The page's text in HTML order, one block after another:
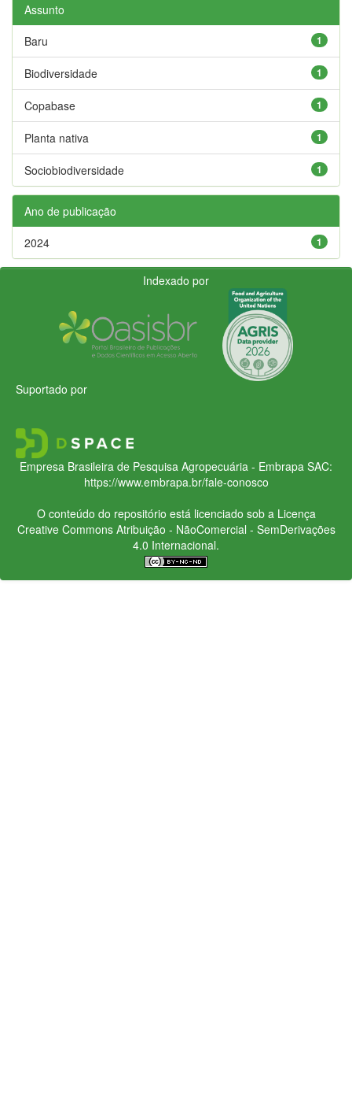
Assunto
1
Baru
1
Biodiversidade
1
Copabase
1
Planta nativa
1
Sociobiodiversidade
Ano de publicação
1
2024
Indexado por
Suportado por
Empresa Brasileira de Pesquisa Agropecuária - Embrapa SAC:
https://www.embrapa.br/fale-conosco
O conteúdo do repositório está licenciado sob a Licença
Creative CommonsAtribuição - NãoComercial - SemDerivações
4.0 Internacional.